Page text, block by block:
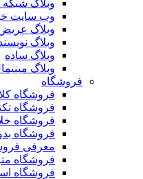
وبلاگ شبکه
وب سایت
وبلاگ
وبلاگ
وبلاگ ساده
وبلاگ
فروشگاه
فروشگاه
فروشگاه
فروشگاه
فروشگاه
معرفی
فروشگاه
فروشگاه